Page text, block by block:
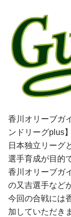
香川オリーブガ
ンドリーグplus
日本独立リーグ
選手育成が目的
香川オリーブガ
の又吉選手など
今回の合戦には
加していただき